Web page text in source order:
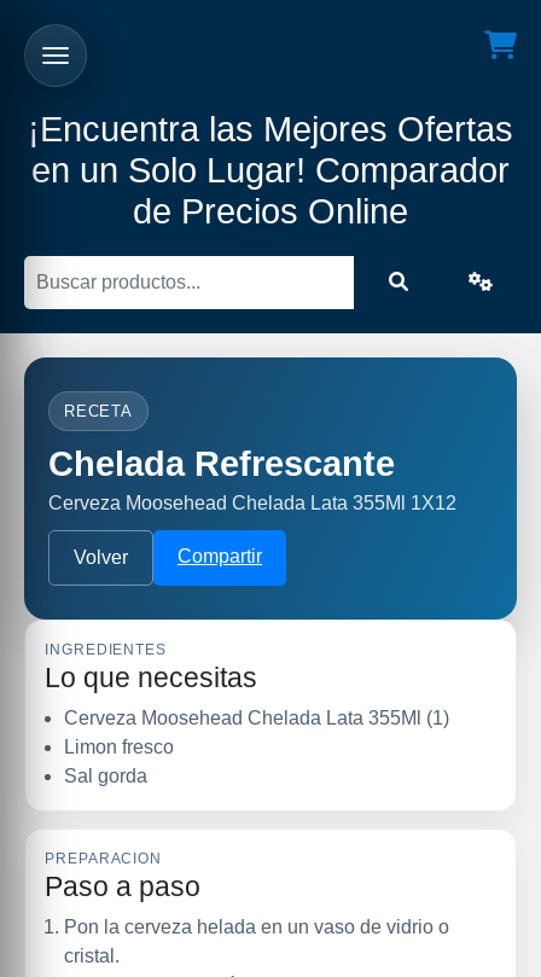
¡Encuentra las Mejores Ofertas
en un Solo Lugar! Comparador
de Precios Online
RECETA
Chelada Refrescante
Cerveza Moosehead Chelada Lata 355Ml 1X12
Volver Compartir
INGREDIENTES
Lo que necesitas
Cerveza Moosehead Chelada Lata 355Ml (1)
Limon fresco
Sal gorda
PREPARACION
Paso a paso
Pon la cerveza helada en un vaso de vidrio o
cristal.